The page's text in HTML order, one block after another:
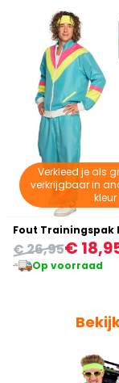
Verkleed je als
verkrijgbaar in
kleur
€
€ 26,95
Op voorraad